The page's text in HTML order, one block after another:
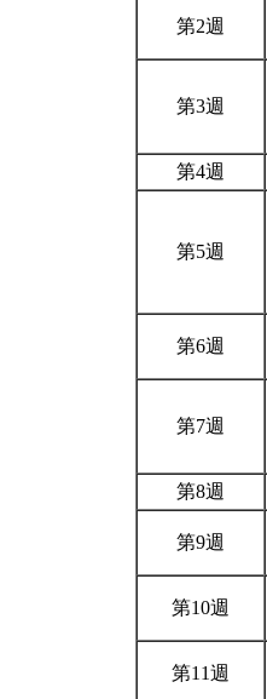
第2週
第3週
第4週
第5週
第6週
第7週
第8週
第9週
第10週
第11週